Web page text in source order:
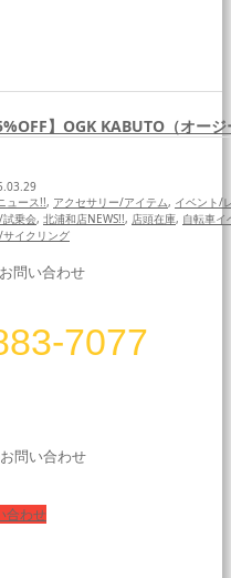
】OGK KABUTO（オージ
ュース!!, アクセサリー/アイテム, イベント/
試乗会, 北浦和店NEWS!!, 店頭在庫, 自転車イ
サイクリング
問い合わせ
7077
問い合わせ
合わせ